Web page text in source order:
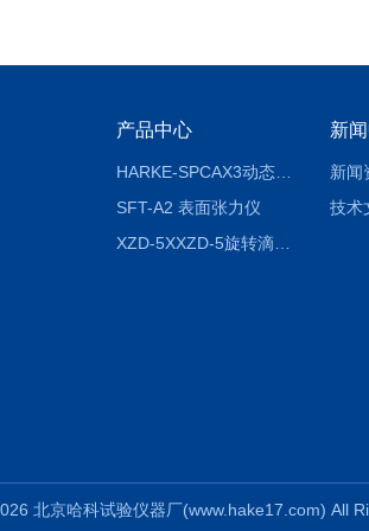
产品中心
HARKE-SPCAX3动态接触角测定仪系列
SFT-A2 表面张力仪
XZD-5XXZD-5旋转滴超低界面张力仪
新
新闻
技术
北京哈科试验仪器厂(www.hake17.com)